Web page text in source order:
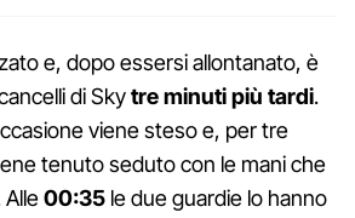
e, dopo essersi allontanato, è
di Skytre minuti più tardi.
viene steso e, per tre
tenuto seduto con le mani che
00:35 le due guardie lo hanno